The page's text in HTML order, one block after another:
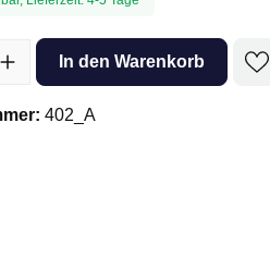
Gib den gewünschten Wert ein
In den Warenkorb
402_A